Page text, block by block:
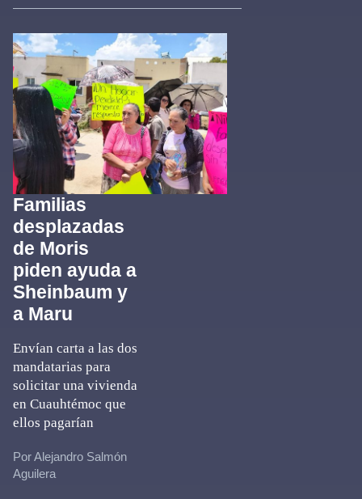
Familias
desplazadas
de Moris
piden ayuda a
Sheinbaum y
a Maru
Envían carta a las dos
mandatarias para
solicitar una vivienda
en Cuauhtémoc que
ellos pagarían
Por Alejandro Salmón
Aguilera